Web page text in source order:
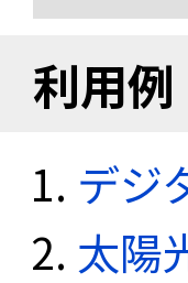
利用例
デジ
太陽